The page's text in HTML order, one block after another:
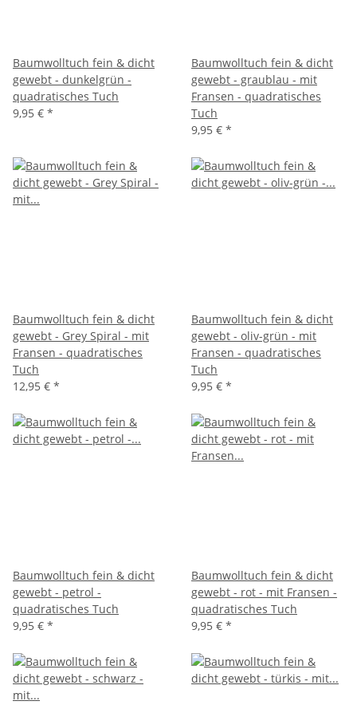
Baumwolltuch fein & dicht
gewebt - dunkelgrün -
quadratisches Tuch
9,95 € *
Baumwolltuch fein & dicht
gewebt - graublau - mit
Fransen - quadratisches
Tuch
9,95 € *
Baumwolltuch fein & dicht
gewebt - Grey Spiral - mit
Fransen - quadratisches
Tuch
12,95 € *
Baumwolltuch fein & dicht
gewebt - oliv-grün - mit
Fransen - quadratisches
Tuch
9,95 € *
Baumwolltuch fein & dicht
gewebt - petrol -
quadratisches Tuch
9,95 € *
Baumwolltuch fein & dicht
gewebt - rot - mit Fransen -
quadratisches Tuch
9,95 € *